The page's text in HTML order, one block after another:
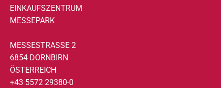
EINKAUFSZENTRUM
MESSEPARK
MESSESTRASSE 2
6854 DORNBIRN
ÖSTERREICH
+43 5572 29380-0